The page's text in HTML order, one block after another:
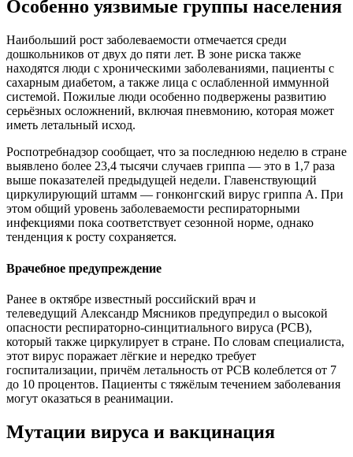
Особенно уязвимые группы населения
Наибольший рост заболеваемости отмечается среди
дошкольников от двух до пяти лет. В зоне риска также
находятся люди с хроническими заболеваниями, пациенты с
сахарным диабетом, а также лица с ослабленной иммунной
системой. Пожилые люди особенно подвержены развитию
серьёзных осложнений, включая пневмонию, которая может
иметь летальный исход.
Роспотребнадзор сообщает, что за последнюю неделю в стране
выявлено более 23,4 тысячи случаев гриппа — это в 1,7 раза
выше показателей предыдущей недели. Главенствующий
циркулирующий штамм — гонконгский вирус гриппа А. При
этом общий уровень заболеваемости респираторными
инфекциями пока соответствует сезонной норме, однако
тенденция к росту сохраняется.
Врачебное предупреждение
Ранее в октябре известный российский врач и
телеведущий Александр Мясников предупредил о высокой
опасности респираторно-синцитиального вируса (РСВ),
который также циркулирует в стране. По словам специалиста,
этот вирус поражает лёгкие и нередко требует
госпитализации, причём летальность от РСВ колеблется от 7
до 10 процентов. Пациенты с тяжёлым течением заболевания
могут оказаться в реанимации.
Мутации вируса и вакцинация